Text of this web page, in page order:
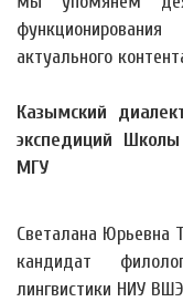
актуального
Казымский
экспедиций
МГУ
Светалана Юрьевна
кандидат
лингвистики НИУ